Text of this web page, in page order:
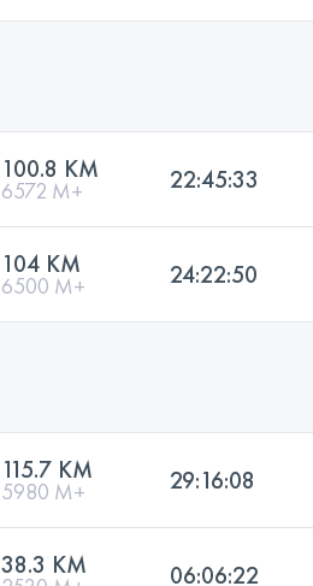
100.8 KM
6572 M+ 22:45:33
104 KM
6500 M+ 24:22:50
115.7 KM
5980 M+ 29:16:08
38.3 KM 06:06:22